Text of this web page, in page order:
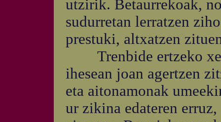
utzirik. Betaurrekoak,
sudurretan lerratzen
prestuki, altxatzen
Trenbide ertzeko
ihesean joan agertzen
eta aitonamonak
ur zikina edateren